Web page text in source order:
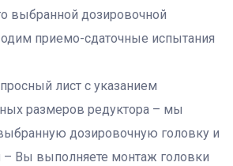
выбранной дозировочной
приемо-сдаточные испытания
лист с указанием
размеров редуктора – мы
дозировочную головку и
Вы выполняете монтаж головки